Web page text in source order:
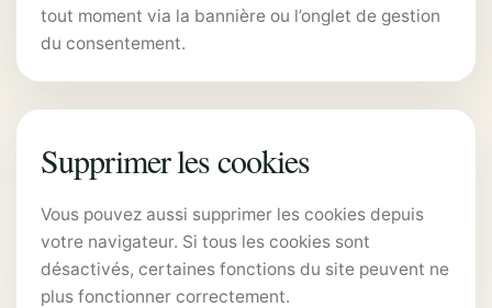
tout moment via la bannière ou l’onglet de gestion
du consentement.
Supprimer les cookies
Vous pouvez aussi supprimer les cookies depuis
votre navigateur. Si tous les cookies sont
désactivés, certaines fonctions du site peuvent ne
plus fonctionner correctement.